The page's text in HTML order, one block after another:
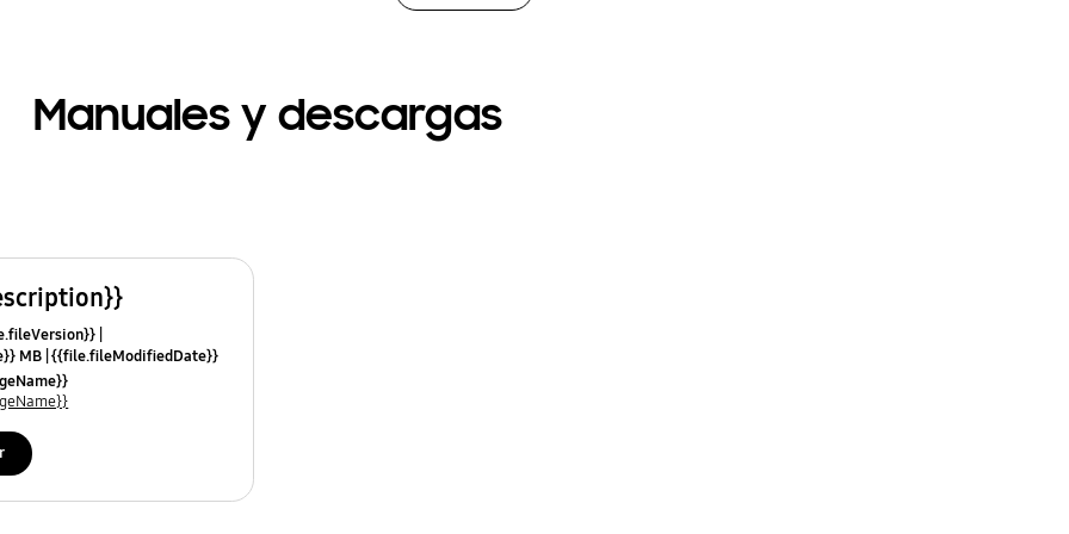
Manuales y descargas
MB {{file.fileModifiedDate}}